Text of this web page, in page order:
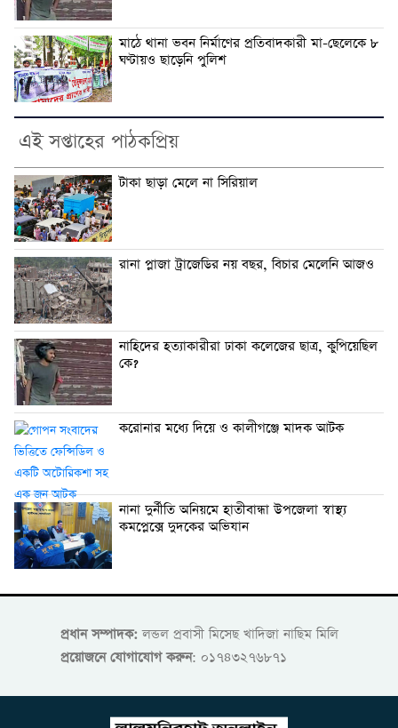
মাঠে থানা ভবন নির্মাণের প্রতিবাদকারী মা-ছেলেকে ৮
ঘণ্টায়ও ছাড়েনি পুলিশ
এই সপ্তাহের পাঠকপ্রিয়
টাকা ছাড়া মেলে না সিরিয়াল
রানা প্লাজা ট্রাজেডির নয় বছর, বিচার মেলেনি আজও
নাহিদের হত্যাকারীরা ঢাকা কলেজের ছাত্র, কুপিয়েছিল
কে?
করোনার মধ্যে দিয়ে ও কালীগঞ্জে মাদক আটক
নানা দুর্নীতি অনিয়মে হাতীবান্ধা উপজেলা স্বাস্থ্য
কমপ্লেক্সে দুদকের অভিযান
প্রধান সম্পাদক:লন্ডল প্রবাসী মিসেছ খাদিজা নাছিম মিলি
প্রয়োজনে যোগাযোগ করুন: ০১৭৪৩২৭৬৮৭১